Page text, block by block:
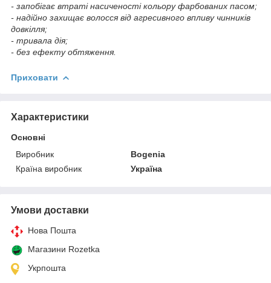
- запобігає втраті насиченості кольору фарбованих пасом;
- надійно захищає волосся від агресивного впливу чинників
довкілля;
- тривала дія;
- без ефекту обтяження.
Приховати
Характеристики
Основні
Виробник
Bogenia
Країна виробник
Україна
Умови доставки
Нова Пошта
Магазини Rozetka
Укрпошта